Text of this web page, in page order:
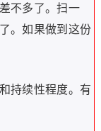
不多了。扫一
。如果做到这份
持续性程度。有